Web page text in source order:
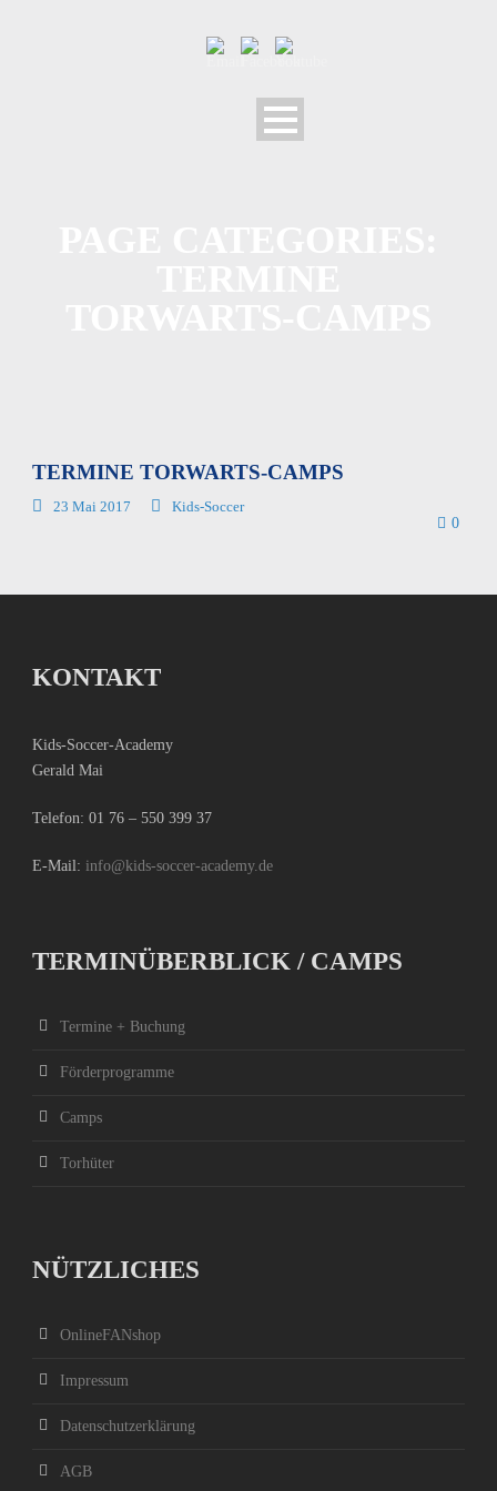
TERMINE TORWARTS-CAMPS
23 Mai 2017
Kids-Soccer
0
KONTAKT
Kids-Soccer-Academy
Gerald Mai
Telefon: 01 76 – 550 399 37
E-Mail: info@kids-soccer-academy.de
TERMINÜBERBLICK / CAMPS
Termine + Buchung
Förderprogramme
Camps
Torhüter
NÜTZLICHES
OnlineFANshop
Impressum
Datenschutzerklärung
AGB